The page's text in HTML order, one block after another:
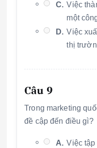
C. Việc
một
D. Việc
thị
Câu 9
Trong marketing
đề cập đến điều gì?
A. Việc